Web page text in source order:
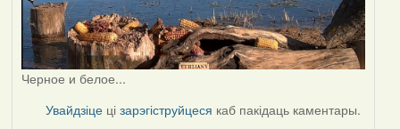
Черное и белое...
Увайдзіце цізарэгіструйцеся каб пакідаць каментары.